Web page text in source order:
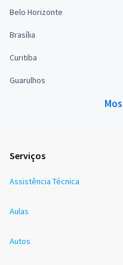
Belo Horizonte
Brasília
Curitiba
Guarulhos
Serviços
Assistência Técnica
Aulas
Autos